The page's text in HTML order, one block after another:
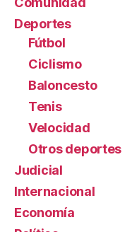
Deportes
Fútbol
Ciclismo
Baloncesto
Tenis
Velocidad
Otros deportes
Judicial
Internacional
Economía